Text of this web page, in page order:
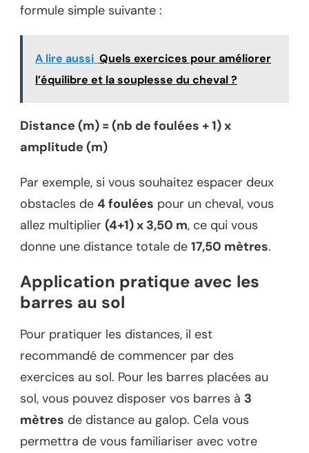
formule simple suivante :
A lire aussi Quels exercices pour améliorer
l’équilibre et la souplesse du cheval ?
Distance (m) = (nb de foulées + 1) x
amplitude (m)
Par exemple, si vous souhaitez espacer deux
obstacles de 4 foulées pour un cheval, vous
allez multiplier (4+1) x 3,50 m, ce qui vous
donne une distance totale de 17,50 mètres.
Application pratique avec les
barres au sol
Pour pratiquer les distances, il est
recommandé de commencer par des
exercices au sol. Pour les barres placées au
sol, vous pouvez disposer vos barres à 3
mètres de distance au galop. Cela vous
permettra de vous familiariser avec votre